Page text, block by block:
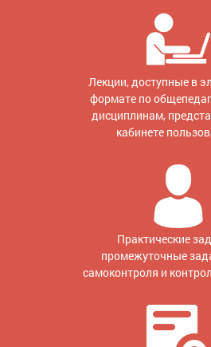
Лекции, доступные в
формате по
дисциплинам,
кабинете
Практические
промежуточные
самоконтроля и